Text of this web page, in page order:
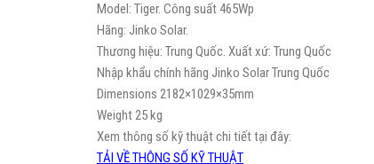
Model: Tiger. Công suất 465Wp
Hãng: Jinko Solar.
Thương hiệu: Trung Quốc. Xuất xứ: Trung Quốc
Nhập khẩu chính hãng Jinko Solar Trung Quốc
Dimensions 2182×1029×35mm
Weight 25 kg
Xem thông số kỹ thuật chi tiết tại đây:
TẢI VỀ THÔNG SỐ KỸ THUẬT